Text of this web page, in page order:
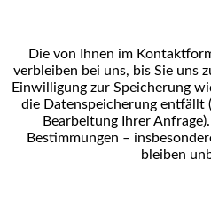
Die von Ihnen im
verbleiben bei uns, bis Sie uns
Einwilligung zur Speicherung
die Datenspeicherung entfällt
Bearbeitung Ihrer
Bestimmungen –
bleiben